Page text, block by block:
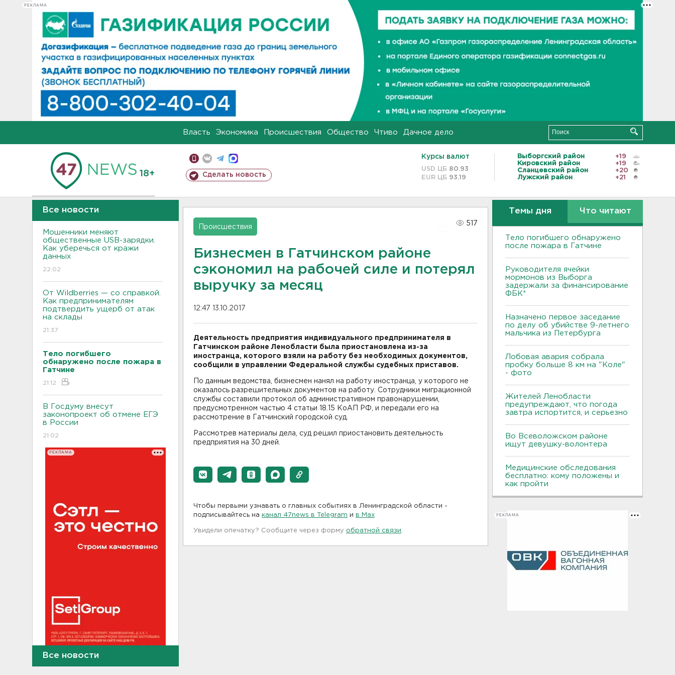
РЕКЛАМА
Власть Экономика Происшествия Общество Чтиво Дачное дело
18+ Сделать новость
Курсы валют
USD ЦБ 80.93
EUR ЦБ 93.19
Выборгский район
+19
Кировский район
+19
Сланцевский район
+20
Лужский район
+21
Все новости
Мошенники меняют
общественные USB-зарядки.
Как уберечься от кражи
данных
22:02
От Wildberries — со справкой.
Как предпринимателям
подтвердить ущерб от атак
на склады
21:37
Тело погибшего
обнаружено после пожара в
Гатчине
21:12
В Госдуму внесут
законопроект об отмене ЕГЭ
в России
21:02
РЕКЛАМА
Волонтеры "ЛизаАлерт"
нашли 320 человек за месяц в
Все новости
Происшествия
517
Бизнесмен в Гатчинском районе
сэкономил на рабочей силе и потерял
выручку за месяц
12:47 13.10.2017
Деятельность предприятия индивидуального предпринимателя в
Гатчинском районе Ленобласти была приостановлена из-за
иностранца, которого взяли на работу без необходимых документов,
сообщили в управлении Федеральной службы судебных приставов.
По данным ведомства, бизнесмен нанял на работу иностранца, у которого не
оказалось разрешительных документов на работу. Сотрудники миграционной
службы составили протокол об административном правонарушении,
предусмотренном частью 4 статьи 18.15 КоАП РФ, и передали его на
рассмотрение в Гатчинский городской суд.
Рассмотрев материалы дела, суд решил приостановить деятельность
предприятия на 30 дней.
Чтобы первыми узнавать о главных событиях в Ленинградской области -
подписывайтесь на канал 47news в Telegram и в Maх
Увидели опечатку? Сообщите через форму обратной связи
Темы дня Что читают
Тело погибшего обнаружено
после пожара в Гатчине
Руководителя ячейки
мормонов из Выборга
задержали за финансирование
ФБК*
Назначено первое заседание
по делу об убийстве 9-летнего
мальчика из Петербурга
Лобовая авария собрала
пробку больше 8 км на "Коле"
- фото
Жителей Ленобласти
предупреждают, что погода
завтра испортится, и серьезно
Во Всеволожском районе
ищут девушку-волонтера
Медицинские обследования
бесплатно: кому положены и
как пройти
РЕКЛАМА